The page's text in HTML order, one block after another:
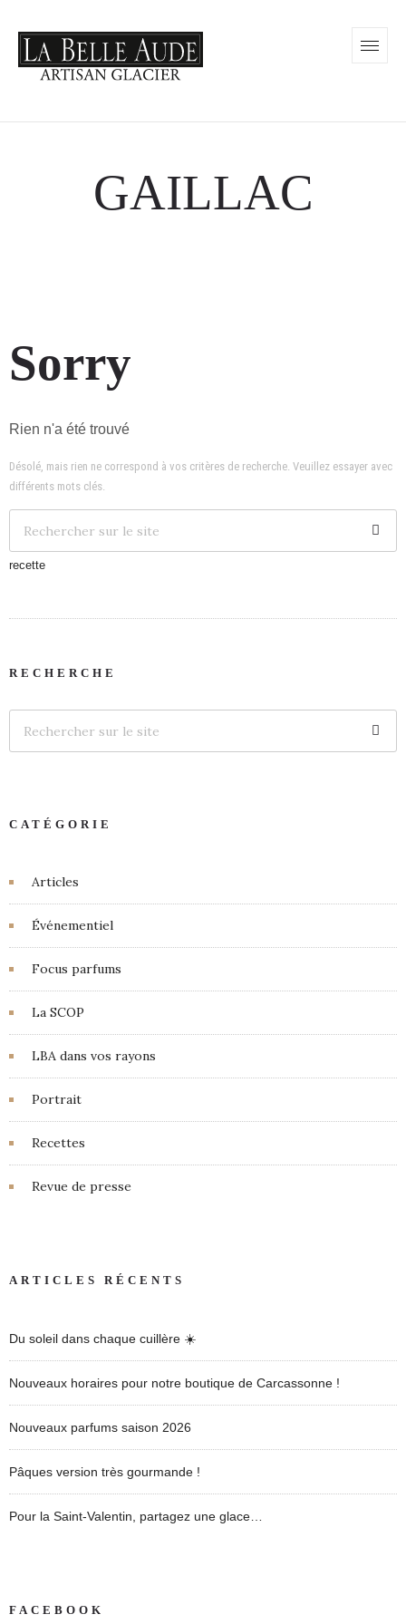
GAILLAC
Sorry
Rien n'a été trouvé
Désolé, mais rien ne correspond à vos critères de recherche. Veuillez essayer avec
différents mots clés.
recette
RECHERCHE
CATÉGORIE
Articles
Événementiel
Focus parfums
La SCOP
LBA dans vos rayons
Portrait
Recettes
Revue de presse
ARTICLES RÉCENTS
Du soleil dans chaque cuillère ☀️
Nouveaux horaires pour notre boutique de Carcassonne !
Nouveaux parfums saison 2026
Pâques version très gourmande !
Pour la Saint-Valentin, partagez une glace…
FACEBOOK